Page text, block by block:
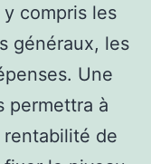
y compris les
généraux, les
Une
permettra à
rentabilité de